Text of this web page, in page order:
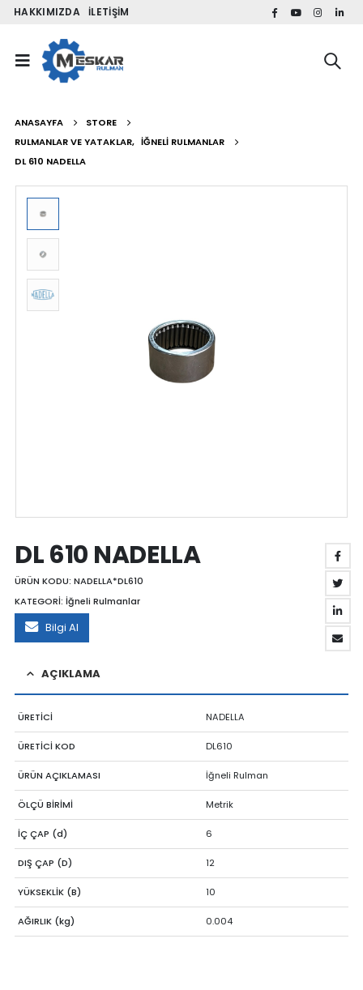
HAKKIMIZDA İLETIŞIM
ANASAYFA
STORE
RULMANLAR VE YATAKLAR, İĞNELI RULMANLAR
DL 610 NADELLA
DL 610 NADELLA
ÜRÜN KODU: NADELLA*DL610
KATEGORİ: İğneli Rulmanlar
Bilgi Al
AÇIKLAMA
ÜRETİCİ NADELLA
ÜRETİCİ KOD DL610
ÜRÜN AÇIKLAMASI İğneli Rulman
ÖLÇÜ BİRİMİ Metrik
İÇ ÇAP (d) 6
DIŞ ÇAP (D) 12
YÜKSEKLİK (B) 10
AĞIRLIK (kg) 0.004